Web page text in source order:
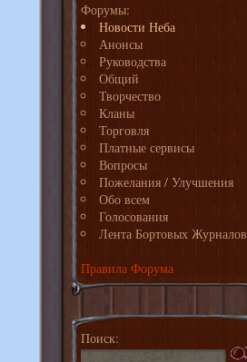
Форумы:
Новости Неба
Анонсы
Руководства
Общий
Творчество
Кланы
Торговля
Платные сервисы
Вопросы
Пожелания / Улучшения
Обо всем
Голосования
Лента Бортовых Журналов
Правила Форума
Поиск: